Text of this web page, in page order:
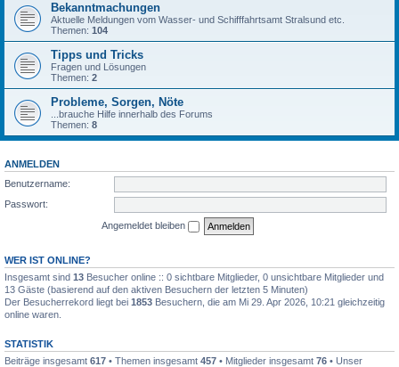
Bekanntmachungen
Aktuelle Meldungen vom Wasser- und Schifffahrtsamt Stralsund etc.
Themen: 104
Tipps und Tricks
Fragen und Lösungen
Themen: 2
Probleme, Sorgen, Nöte
...brauche Hilfe innerhalb des Forums
Themen: 8
ANMELDEN
Benutzername:
Passwort:
Angemeldet bleiben
WER IST ONLINE?
Insgesamt sind 13 Besucher online :: 0 sichtbare Mitglieder, 0 unsichtbare Mitglieder und
13 Gäste (basierend auf den aktiven Besuchern der letzten 5 Minuten)
Der Besucherrekord liegt bei 1853 Besuchern, die am Mi 29. Apr 2026, 10:21 gleichzeitig
online waren.
STATISTIK
Beiträge insgesamt 617 • Themen insgesamt 457 • Mitglieder insgesamt 76 • Unser